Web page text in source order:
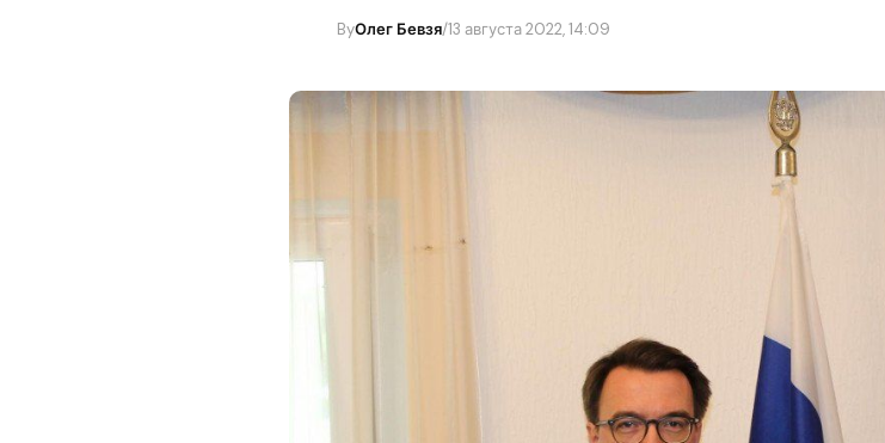
ByОлег Бевзя/13 августа 2022, 14:09